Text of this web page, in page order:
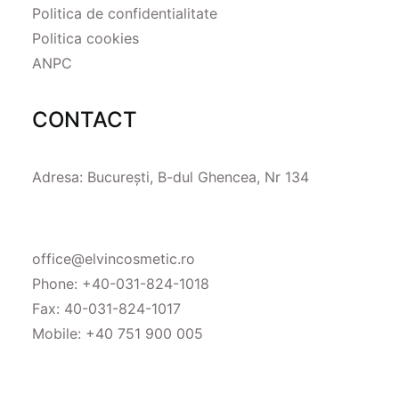
Politica de confidentialitate
Politica cookies
ANPC
CONTACT
Adresa: București, B-dul Ghencea, Nr 134
office@elvincosmetic.ro
Phone: +40-031-824-1018
Fax: 40-031-824-1017
Mobile: +40 751 900 005